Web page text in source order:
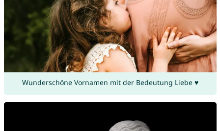
Wunderschöne Vornamen mit der Bedeutung Liebe ♥